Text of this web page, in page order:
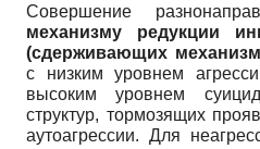
Совершение
механизму редукции
(сдерживающих
с низким уровнем
высоким уровнем
структур, тормозящих
аутоагрессии. Для